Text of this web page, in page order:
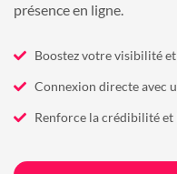
présence en ligne.
Boostez votre visibilité
Connexion directe avec
Renforce la crédibilité et